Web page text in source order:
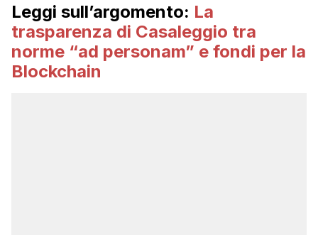
Leggi sull’argomento: La
trasparenza di Casaleggio tra
norme “ad personam” e fondi per la
Blockchain